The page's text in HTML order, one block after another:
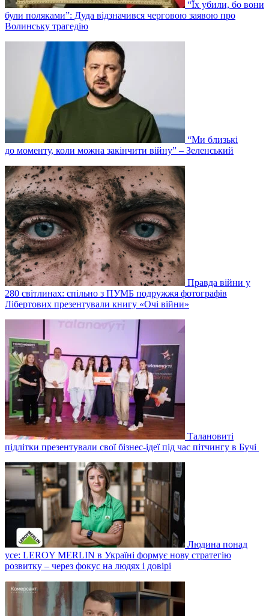
“Їх убили, бо вони
були поляками”: Дуда відзначився черговою заявою про
Волинську трагедію
“Ми близькі
до моменту, коли можна закінчити війну” – Зеленський
Правда війни у
280 світлинах: спільно з ПУМБ подружжя фотографів
Лібертових презентували книгу «Очі війни»
Талановиті
підлітки презентували свої бізнес-ідеї під час пітчингу в Бучі
Людина понад
усе: LEROY MERLIN в Україні формує нову стратегію
розвитку – через фокус на людях і довірі